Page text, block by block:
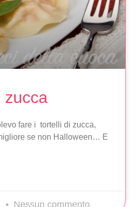
zucca
fare i tortelli di zucca,
se non Halloween… E
Nessun commento